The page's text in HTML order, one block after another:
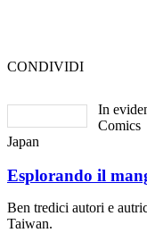
CONDIVIDI
In
Comics
Japan
Esplorando il
Ben tredici autori e
Taiwan.